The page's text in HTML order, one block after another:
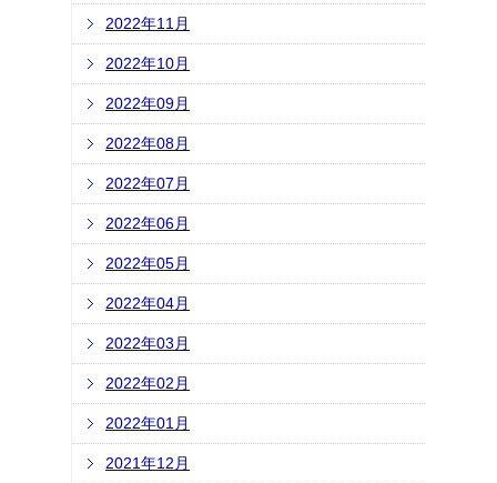
2022年11月
2022年10月
2022年09月
2022年08月
2022年07月
2022年06月
2022年05月
2022年04月
2022年03月
2022年02月
2022年01月
2021年12月